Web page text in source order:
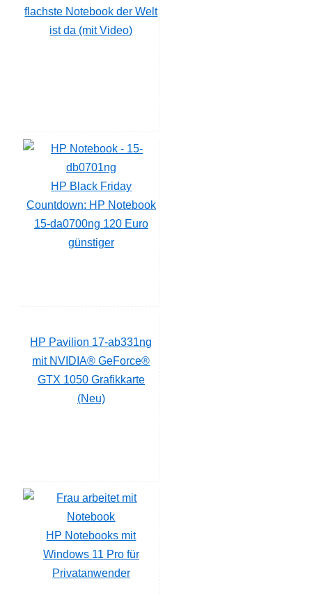
flachste Notebook der Welt
ist da (mit Video)
HP Black Friday
Countdown: HP Notebook
15-da0700ng 120 Euro
günstiger
HP Pavilion 17-ab331ng
mit NVIDIA® GeForce®
GTX 1050 Grafikkarte
(Neu)
HP Notebooks mit
Windows 11 Pro für
Privatanwender